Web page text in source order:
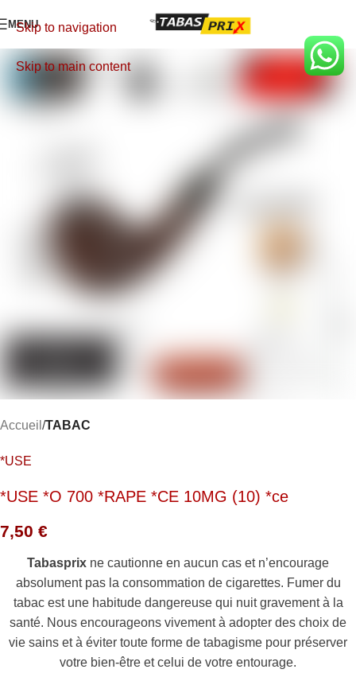
Skip to navigation
Skip to main content
MENU
Accueil TABAC
*USE
*USE *O 700 *RAPE *CE 10MG (10) *ce
7,50 €
Tabasprix ne cautionne en aucun cas et n’encourage
absolument pas la consommation de cigarettes. Fumer du
tabac est une habitude dangereuse qui nuit gravement à la
santé. Nous encourageons vivement à adopter des choix de
vie sains et à éviter toute forme de tabagisme pour préserver
votre bien-être et celui de votre entourage.